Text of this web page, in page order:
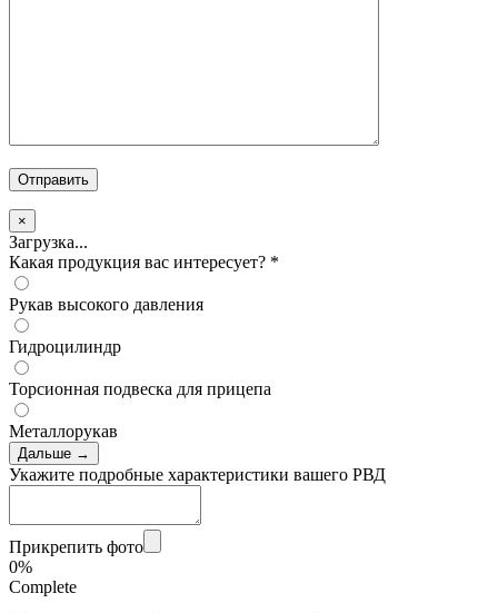
×
Загрузка...
Какая продукция вас интересует? *
Рукав высокого давления
Гидроцилиндр
Торсионная подвеска для прицепа
Металлорукав
Дальше →
Укажите подробные характеристики вашего РВД
Прикрепить фото
0%
Complete